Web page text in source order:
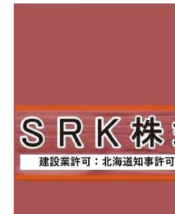
ココデリフォーム
SRK株式会社ココ